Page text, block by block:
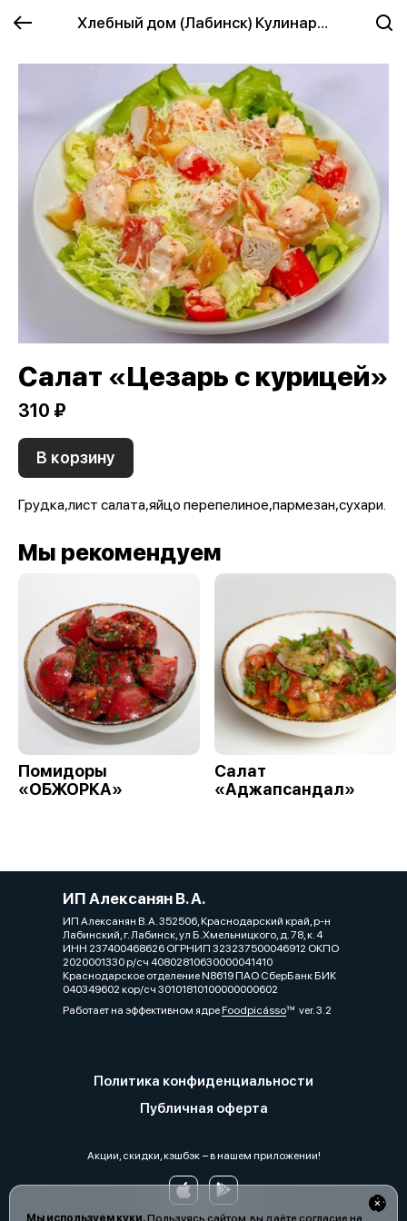
Хлебный дом (Лабинск) Кулинария
Мы используем куки.Пользуясь сайтом, вы даёте согласие на
Салат «Цезарь с курицей»
310 ₽
В корзину
Грудка,лист салата,яйцо перепелиное,пармезан,сухари.
Мы рекомендуем
Помидоры
«ОБЖОРКА»
Салат
«Аджапсандал»
ИП Алексанян В. А.
ИП Алексанян В. А. 352506, Краснодарский край, р-н
Лабинский, г. Лабинск, ул Б.Хмельницкого, д. 78, к. 4
ИНН 237400468626 ОГРНИП 323237500046912 ОКПО
2020001330 р/сч 40802810630000041410
Краснодарское отделение N8619 ПАО СберБанк БИК
040349602 кор/сч 30101810100000000602
Работает на эффективном ядреFoodpicássover. 3.2
Политика конфиденциальности
Публичная оферта
Акции, скидки, кэшбэк − в нашем приложении!